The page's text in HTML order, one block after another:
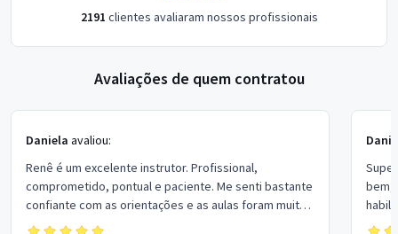
2191 clientes avaliaram nossos profissionais
Avaliações de quem contratou
Daniela avaliou:
Renê é um excelente instrutor. Profissional,
comprometido, pontual e paciente. Me senti bastante
confiante com as orientações e as aulas foram muito
produtivas. Recomendo.
bem,